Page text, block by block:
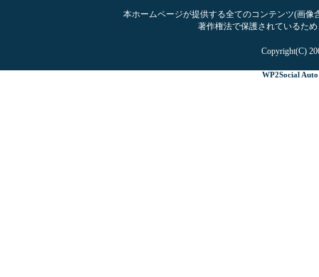
本ホームページが提供する全てのコンテンツ(画
著作権法で保護されているた
Copyright(C)
WP2Social